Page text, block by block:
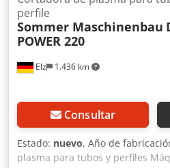
Elz 1.436 km
perfile
Sommer Maschinenbau
POWER 220
Consultar
Estado: nuevo, Año de
plasma para tubos y perfiles